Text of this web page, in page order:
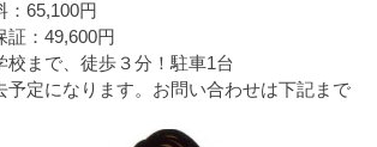
65,100円
：49,600円
校まで、徒歩３分！駐車1台
予定になります。お問い合わせは下記まで